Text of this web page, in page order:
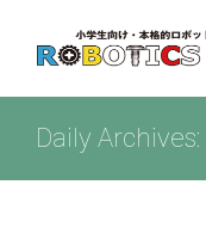
content
Daily Archives: